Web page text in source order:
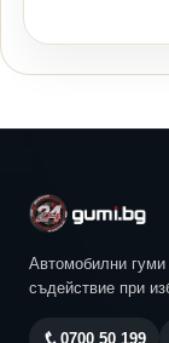
Автомобилни гуми
съдействие при
0700 50 199